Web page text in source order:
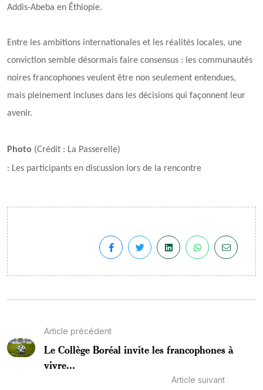
Addis-Abeba en Éthiopie.
Entre les ambitions internationales et les réalités locales, une
conviction semble désormais faire consensus : les communautés
noires francophones veulent être non seulement entendues,
mais pleinement incluses dans les décisions qui façonnent leur
avenir.
Photo (Crédit : La Passerelle)
: Les participants en discussion lors de la rencontre
Article précédent
Le Collège Boréal invite les francophones à
vivre...
Article suivant